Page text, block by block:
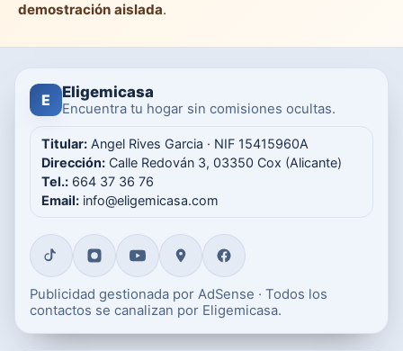
demostración aislada.
E Eligemicasa
Encuentra tu hogar sin comisiones ocultas.
Titular: Angel Rives Garcia · NIF 15415960A
Dirección: Calle Redován 3, 03350 Cox (Alicante)
Tel.: 664 37 36 76
Email: info@eligemicasa.com
Publicidad gestionada por AdSense · Todos los
contactos se canalizan por Eligemicasa.